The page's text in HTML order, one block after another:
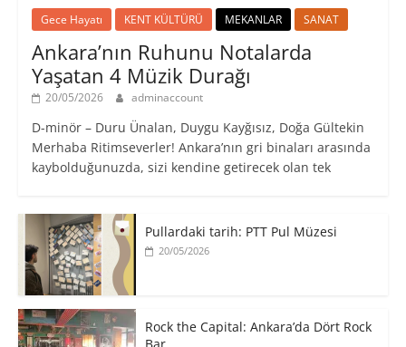
Gece Hayatı KENT KÜLTÜRÜ MEKANLAR SANAT
Ankara’nın Ruhunu Notalarda
Yaşatan 4 Müzik Durağı
20/05/2026 adminaccount
D-minör – Duru Ünalan, Duygu Kayğısız, Doğa Gültekin
Merhaba Ritimseverler! Ankara’nın gri binaları arasında
kaybolduğunuzda, sizi kendine getirecek olan tek
Pullardaki tarih: PTT Pul Müzesi
20/05/2026
Rock the Capital: Ankara’da Dört Rock